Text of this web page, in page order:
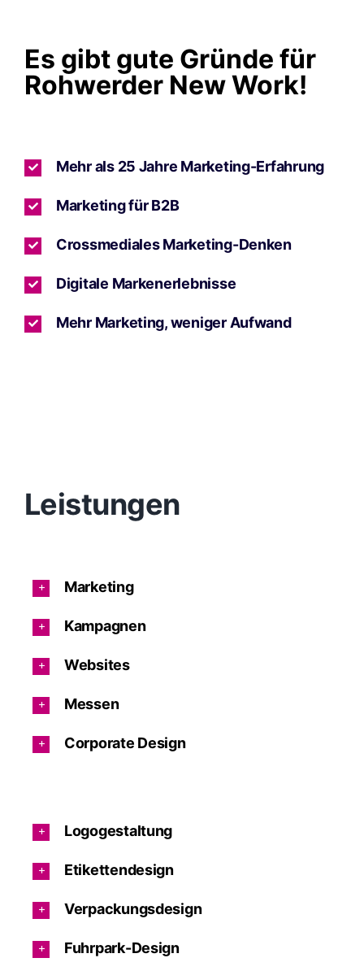
Es gibt gute Gründe für
Rohwerder New Work!
Mehr als 25 Jahre Marketing-Erfahrung
Marketing für B2B
Crossmediales Marketing-Denken
Digitale Markenerlebnisse
Mehr Marketing, weniger Aufwand
Leistungen
Marketing
Kampagnen
Websites
Messen
Corporate Design
Logogestaltung
Etikettendesign
Verpackungsdesign
Fuhrpark-Design